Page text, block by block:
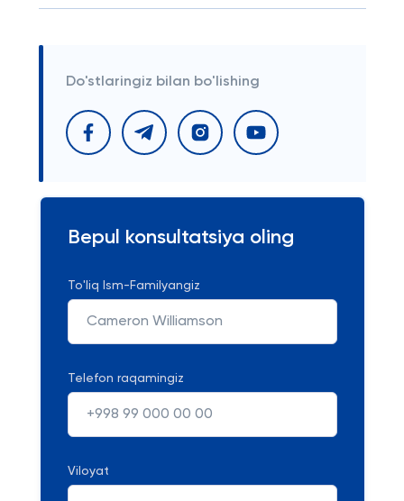
Do'stlaringiz bilan bo'lishing
Bepul konsultatsiya oling
To'liq Ism-Familyangiz
Telefon raqamingiz
Viloyat